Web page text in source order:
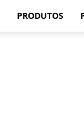
PRODUTOS